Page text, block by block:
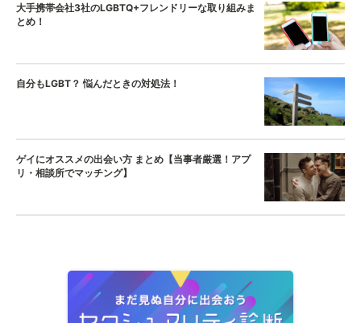
大手携帯会社3社のLGBTQ+フレンドリーな取り組みま
とめ！
自分もLGBT？ 悩んだときの対処法！
ゲイにオススメの出会い方 まとめ【当事者厳選！アプ
リ・相談所でマッチング】